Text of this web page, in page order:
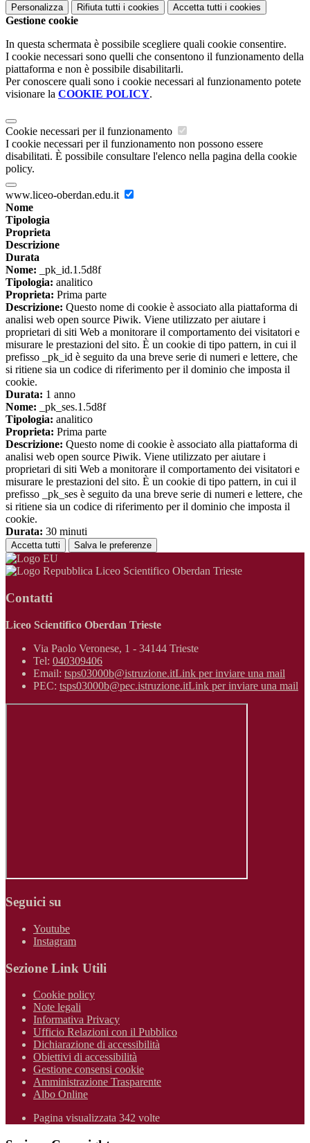
Personalizza Rifiuta tutti i cookies Accetta tutti i cookies
Gestione cookie
In questa schermata è possibile scegliere quali cookie consentire.
I cookie necessari sono quelli che consentono il funzionamento della
piattaforma e non è possibile disabilitarli.
Per conoscere quali sono i cookie necessari al funzionamento potete
visionare la COOKIE POLICY.
Cookie necessari per il funzionamento
I cookie necessari per il funzionamento non possono essere
disabilitati. È possibile consultare l'elenco nella pagina della cookie
policy.
www.liceo-oberdan.edu.it
Nome
Tipologia
Proprieta
Descrizione
Durata
Nome: _pk_id.1.5d8f
Tipologia: analitico
Proprieta: Prima parte
Descrizione: Questo nome di cookie è associato alla piattaforma di
analisi web open source Piwik. Viene utilizzato per aiutare i
proprietari di siti Web a monitorare il comportamento dei visitatori e
misurare le prestazioni del sito. È un cookie di tipo pattern, in cui il
prefisso _pk_id è seguito da una breve serie di numeri e lettere, che
si ritiene sia un codice di riferimento per il dominio che imposta il
cookie.
Durata: 1 anno
Nome: _pk_ses.1.5d8f
Tipologia: analitico
Proprieta: Prima parte
Descrizione: Questo nome di cookie è associato alla piattaforma di
analisi web open source Piwik. Viene utilizzato per aiutare i
proprietari di siti Web a monitorare il comportamento dei visitatori e
misurare le prestazioni del sito. È un cookie di tipo pattern, in cui il
prefisso _pk_ses è seguito da una breve serie di numeri e lettere, che
si ritiene sia un codice di riferimento per il dominio che imposta il
cookie.
Durata: 30 minuti
Accetta tutti Salva le preferenze
Liceo Scientifico Oberdan Trieste
Contatti
Liceo Scientifico Oberdan Trieste
Via Paolo Veronese, 1 - 34144 Trieste
Tel: 040309406
Email: tsps03000b@istruzione.itLink per inviare una mail
PEC: tsps03000b@pec.istruzione.itLink per inviare una mail
Seguici su
Youtube
Instagram
Sezione Link Utili
Cookie policy
Note legali
Informativa Privacy
Ufficio Relazioni con il Pubblico
Dichiarazione di accessibilità
Obiettivi di accessibilità
Gestione consensi cookie
Amministrazione Trasparente
Albo Online
Pagina visualizzata 342 volte